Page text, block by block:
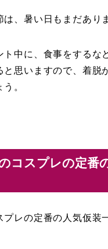
、暑い日もまだあり
中に、食事をするな
と思いますので、着脱
。
コスプレの定番
プレの定番の人気仮装